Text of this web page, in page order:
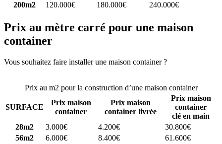
200m2
120.000€ 180.000€ 240.000€
Prix au mètre carré pour une maison
container
Vous souhaitez faire installer une maison container ?
Prix au m2 pour la construction d’une maison container
SURFACE
Prix maison
container
Prix maison
container livrée
Prix maison
container
clé en main
28m2
3.000€ 4.200€
30.800€
56m2
6.000€ 8.400€
61.600€